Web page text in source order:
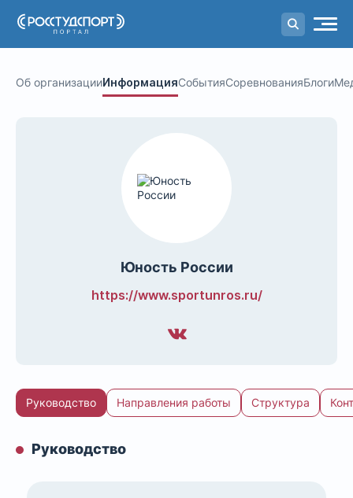
Порталстуденческого спорта
Об организацииИнформацияСобытияСоревнованияБлоги
Юность России
https://www.sportunros.ru/
Руководство Направления работы Структура
Руководство